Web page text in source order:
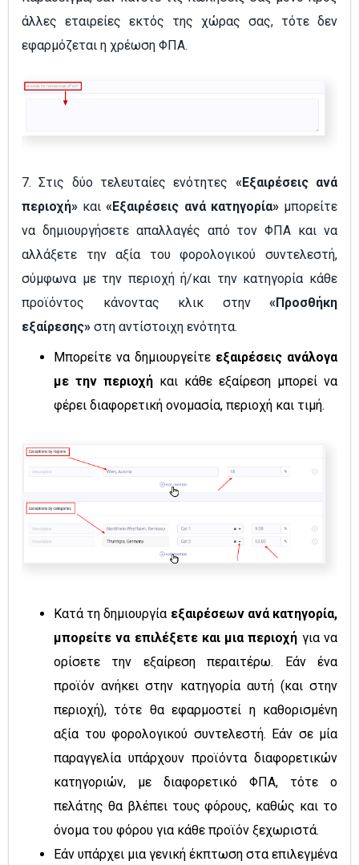
άλλες εταιρείες εκτός της χώρας σας, τότε δεν
εφαρμόζεται η χρέωση ΦΠΑ.
7. Στις δύο τελευταίες ενότητες «Εξαιρέσεις ανά
περιοχή» και«Εξαιρέσεις ανά κατηγορία»μπορείτε
να δημιουργήσετε απαλλαγές από τον ΦΠΑ και να
αλλάξετε την αξία του φορολογικού συντελεστή,
σύμφωνα με την περιοχή ή/και την κατηγορία κάθε
προϊόντος κάνοντας κλικ στην «Προσθήκη
εξαίρεσης» στη αντίστοιχη ενότητα.
Μπορείτε να δημιουργείτε εξαιρέσεις ανάλογα
με την περιοχή και κάθε εξαίρεση μπορεί να
φέρει διαφορετική ονομασία, περιοχή και τιμή.
Κατά τη δημιουργία εξαιρέσεων ανά κατηγορία,
μπορείτε να επιλέξετε και μια περιοχή για να
ορίσετε την εξαίρεση περαιτέρω. Εάν ένα
προϊόν ανήκει στην κατηγορία αυτή (και στην
περιοχή), τότε θα εφαρμοστεί η καθορισμένη
αξία του φορολογικού συντελεστή. Εάν σε μία
παραγγελία υπάρχουν προϊόντα διαφορετικών
κατηγοριών, με διαφορετικό ΦΠΑ, τότε ο
πελάτης θα βλέπει τους φόρους, καθώς και το
όνομα του φόρου για κάθε προϊόν ξεχωριστά.
Εάν υπάρχει μια γενική έκπτωση στα επιλεγμένα